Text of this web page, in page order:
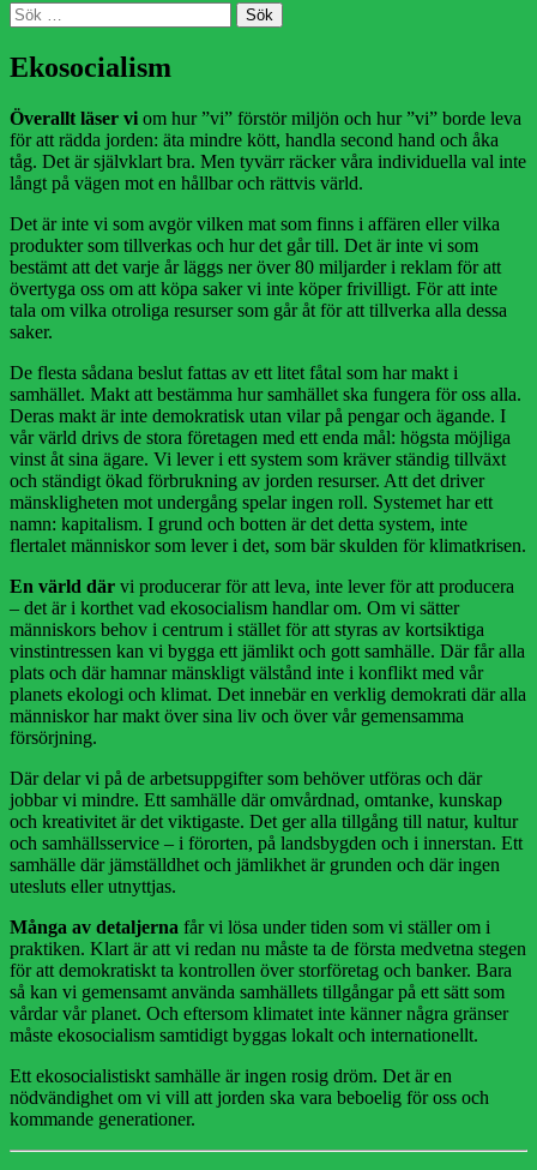
Sök
Sök
efter:
Ekosocialism
Överallt läser vi om hur ”vi” förstör miljön och hur ”vi” borde leva
för att rädda jorden: äta mindre kött, handla second hand och åka
tåg. Det är självklart bra. Men tyvärr räcker våra individuella val inte
långt på vägen mot en hållbar och rättvis värld.
Det är inte vi som avgör vilken mat som finns i affären eller vilka
produkter som tillverkas och hur det går till. Det är inte vi som
bestämt att det varje år läggs ner över 80 miljarder i reklam för att
övertyga oss om att köpa saker vi inte köper frivilligt. För att inte
tala om vilka otroliga resurser som går åt för att tillverka alla dessa
saker.
De flesta sådana beslut fattas av ett litet fåtal som har makt i
samhället. Makt att bestämma hur samhället ska fungera för oss alla.
Deras makt är inte demokratisk utan vilar på pengar och ägande. I
vår värld drivs de stora företagen med ett enda mål: högsta möjliga
vinst åt sina ägare. Vi lever i ett system som kräver ständig tillväxt
och ständigt ökad förbrukning av jorden resurser. Att det driver
mänskligheten mot undergång spelar ingen roll. Systemet har ett
namn: kapitalism. I grund och botten är det detta system, inte
flertalet människor som lever i det, som bär skulden för klimatkrisen.
En värld där vi producerar för att leva, inte lever för att producera
– det är i korthet vad ekosocialism handlar om. Om vi sätter
människors behov i centrum i stället för att styras av kortsiktiga
vinstintressen kan vi bygga ett jämlikt och gott samhälle. Där får alla
plats och där hamnar mänskligt välstånd inte i konflikt med vår
planets ekologi och klimat. Det innebär en verklig demokrati där alla
människor har makt över sina liv och över vår gemensamma
försörjning.
Där delar vi på de arbetsuppgifter som behöver utföras och där
jobbar vi mindre. Ett samhälle där omvårdnad, omtanke, kunskap
och kreativitet är det viktigaste. Det ger alla tillgång till natur, kultur
och samhällsservice – i förorten, på landsbygden och i innerstan. Ett
samhälle där jämställdhet och jämlikhet är grunden och där ingen
utesluts eller utnyttjas.
Många av detaljerna får vi lösa under tiden som vi ställer om i
praktiken. Klart är att vi redan nu måste ta de första medvetna stegen
för att demokratiskt ta kontrollen över storföretag och banker. Bara
så kan vi gemensamt använda samhällets tillgångar på ett sätt som
vårdar vår planet. Och eftersom klimatet inte känner några gränser
måste ekosocialism samtidigt byggas lokalt och internationellt.
Ett ekosocialistiskt samhälle är ingen rosig dröm. Det är en
nödvändighet om vi vill att jorden ska vara beboelig för oss och
kommande generationer.